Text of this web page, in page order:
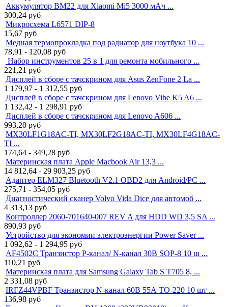
Аккумулятор BM22 для Xiaomi Mi5 3000 мАч ...
300,24 руб
Микросхема L6571 DIP-8
15,67 руб
Медная термопрокладка под радиатор для ноутбука 10 ...
78,91 - 120,08 руб
Набор инструментов 25 в 1 для ремонта мобильного ...
221,21 руб
Дисплей в сборе с тачскрином для Asus ZenFone 2 La ...
1 179,97 - 1 312,55 руб
Дисплей в сборе с тачскрином для Lenovo Vibe K5 A6 ...
1 132,42 - 1 298,91 руб
Дисплей в сборе с тачскрином для Lenovo A606 ...
993,20 руб
MX30LF1G18AC-TI, MX30LF2G18AC-TI, MX30LF4G18AC-
TI ...
174,64 - 349,28 руб
Материнская плата Apple Macbook Air 13,3 ...
14 812,64 - 29 903,25 руб
Адаптер ELM327 Bluetooth V2.1 OBD2 для Android/PC ...
275,71 - 354,05 руб
Диагностический сканер Volvo Vida Dice для автомоб ...
4 313,13 руб
Контроллер 2060-701640-007 REV A для HDD WD 3,5 SA ...
890,93 руб
Устройство для экономии электроэнергии Power Saver ...
1 092,62 - 1 294,95 руб
AF4502C Транзистор P-канал/ N-канал 30В SOP-8 10 ш ...
110,21 руб
Материнская плата для Samsung Galaxy Tab S T705 8, ...
2 331,08 руб
IRFZ44VPBF Транзистор N-канал 60В 55А TO-220 10 шт ...
136,98 руб